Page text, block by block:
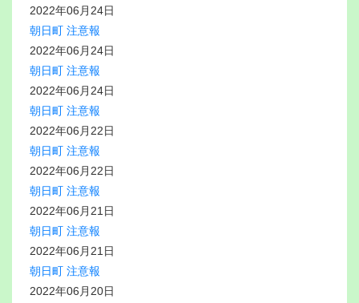
2022年06月24日
朝日町 注意報
2022年06月24日
朝日町 注意報
2022年06月24日
朝日町 注意報
2022年06月22日
朝日町 注意報
2022年06月22日
朝日町 注意報
2022年06月21日
朝日町 注意報
2022年06月21日
朝日町 注意報
2022年06月20日